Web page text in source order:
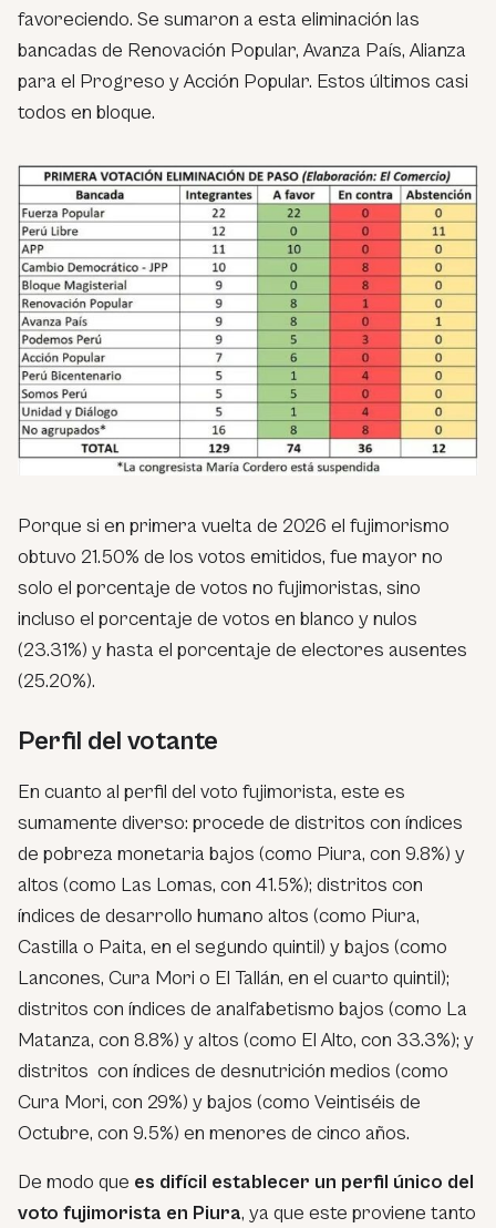
favoreciendo. Se sumaron a esta eliminación las
bancadas de Renovación Popular, Avanza País, Alianza
para el Progreso y Acción Popular. Estos últimos casi
todos en bloque.
Porque si en primera vuelta de 2026 el fujimorismo
obtuvo 21.50% de los votos emitidos, fue mayor no
solo el porcentaje de votos no fujimoristas, sino
incluso el porcentaje de votos en blanco y nulos
(23.31%) y hasta el porcentaje de electores ausentes
(25.20%).
Perfil del votante
En cuanto al perfil del voto fujimorista, este es
sumamente diverso: procede de distritos con índices
de pobreza monetaria bajos (como Piura, con 9.8%) y
altos (como Las Lomas, con 41.5%); distritos con
índices de desarrollo humano altos (como Piura,
Castilla o Paita, en el segundo quintil) y bajos (como
Lancones, Cura Mori o El Tallán, en el cuarto quintil);
distritos con índices de analfabetismo bajos (como La
Matanza, con 8.8%) y altos (como El Alto, con 33.3%); y
distritos con índices de desnutrición medios (como
Cura Mori, con 29%) y bajos (como Veintiséis de
Octubre, con 9.5%) en menores de cinco años.
De modo que es difícil establecer un perfil único del
voto fujimorista en Piura, ya que este proviene tanto